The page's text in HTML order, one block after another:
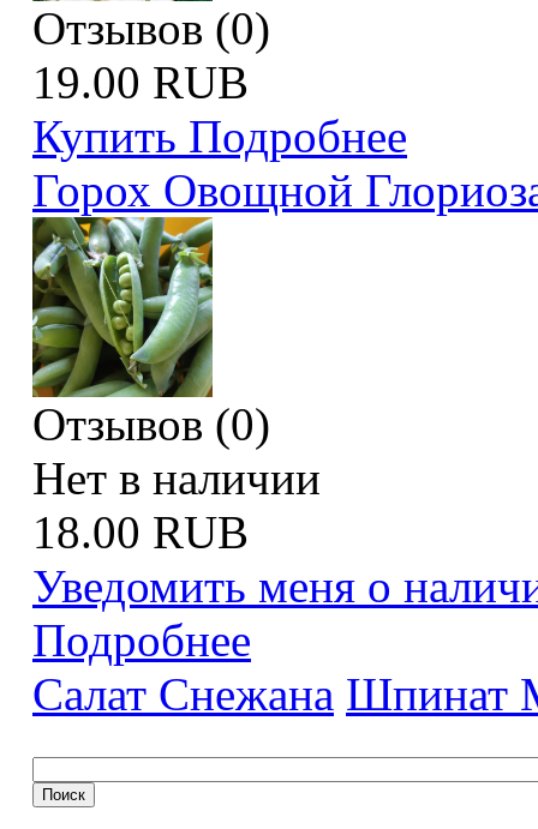
Отзывов (0)
19.00 RUB
Купить Подробнее
Горох Овощной
Отзывов (0)
Нет в наличии
18.00 RUB
Уведомить меня о
Подробнее
Салат Снежана Шпинат